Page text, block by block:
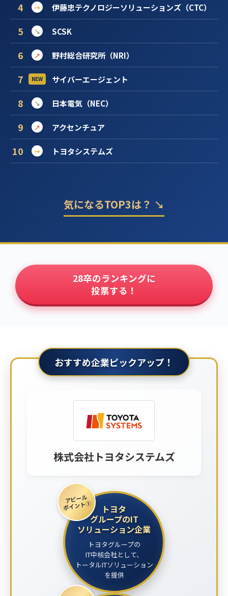
4 → 伊藤忠テクノロジーソリューションズ（CTC）
5 ↘ SCSK
6 ↗ 野村総合研究所（NRI）
7 NEW サイバーエージェント
8 ↘ 日本電気（NEC）
9 ↗ アクセンチュア
10 → トヨタシステムズ
気になるTOP3は？ ↘
28卒のランキングに
投票する！
おすすめ企業ピックアップ！
株式会社トヨタシステムズ
アピール
ポイント①
トヨタ
グループのIT
ソリューション企業
トヨタグループの
IT中核会社として、
トータルITソリューション
を提供